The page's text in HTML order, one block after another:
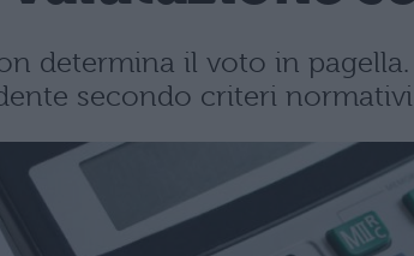
determina il voto in
secondo criteri